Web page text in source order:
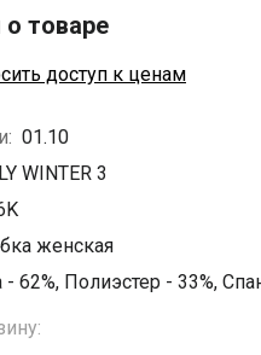
товаре
доступ к ценам
01.10
WINTER 3
женская
- 62%, Полиэстер - 33%,